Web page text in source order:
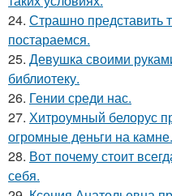
24. Страшно представить
постараемся.
25. Девушка своими
библиотеку.
26. Гении среди нас.
27. Хитроумный белорус
огромные деньги на камне.
28. Вот почему стоит
себя.